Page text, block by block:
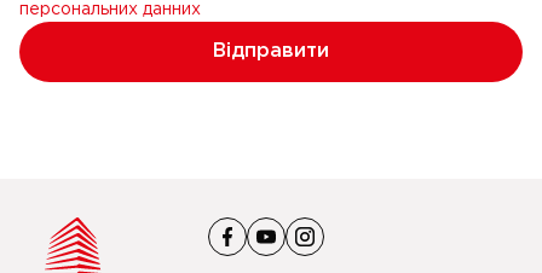
персональних данних
Відправити